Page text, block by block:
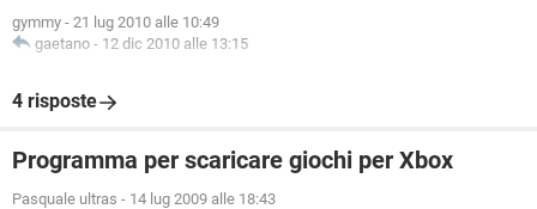
gymmy - 21 lug 2010 alle 10:49
gaetano - 12 dic 2010 alle 13:15
4 risposte
Programma per scaricare giochi per Xbox
Pasquale ultras - 14 lug 2009 alle 18:43